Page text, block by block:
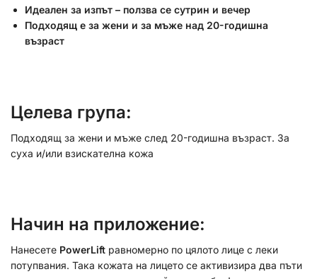
Идеален за изпът – ползва се сутрин и вечер
Подходящ е за жени и за мъже над 20-годишна
възраст
Целева група:
Подходящ за жени и мъже след 20-годишна възраст. За
суха и/или взискателна кожа
Начин на приложение:
Нанесете PowerLift равномерно по цялото лице с леки
потупвания. Така кожата на лицето се активизира два пъти